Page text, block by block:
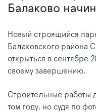
Балаково
Новый строящийся
Балаковского района
открыться в сентябре
своему завершению.
Строительные работы
том году, но судя по